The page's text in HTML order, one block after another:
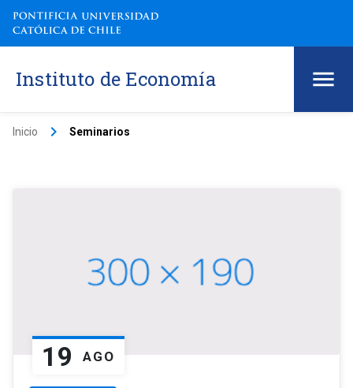
Instituto de Economía
Inicio keyboard_arrow_right Seminarios
19 AGO